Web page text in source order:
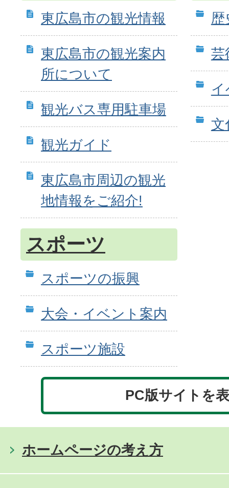
東広島市の観光情報
東広島市の観光案内
所について
観光バス専用駐車場
観光ガイド
東広島市周辺の観光
地情報をご紹介!
歴
芸
文
スポーツ
スポーツの振興
大会・イベント案内
スポーツ施設
PC版サイトを
ホームページの考え方